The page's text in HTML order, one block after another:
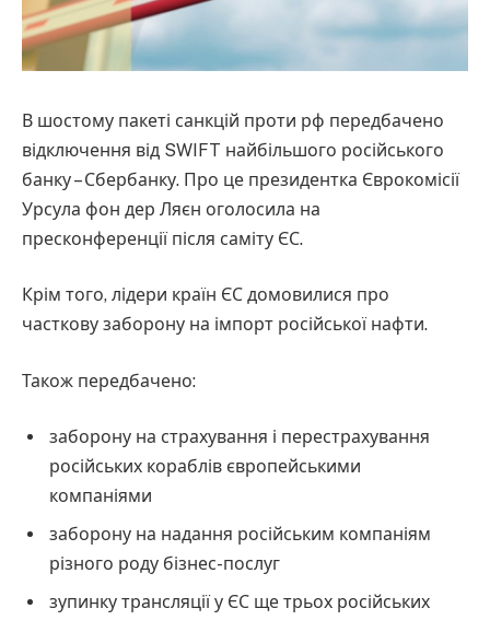
В шостому пакеті санкцій проти рф передбачено
відключення від SWIFT найбільшого російського
банку – Сбербанку. Про це президентка Єврокомісії
Урсула фон дер Ляєн оголосила на
пресконференції після саміту ЄС.
Крім того, лідери країн ЄС домовилися про
часткову заборону на імпорт російської нафти.
Також передбачено:
заборону на страхування і перестрахування
російських кораблів європейськими
компаніями
заборону на надання російським компаніям
різного роду бізнес-послуг
зупинку трансляції у ЄС ще трьох російських